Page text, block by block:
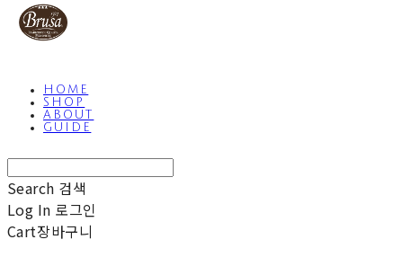
HOME
SHOP
ABOUT
GUIDE
Search 검색
Log In 로그인
Cart장바구니